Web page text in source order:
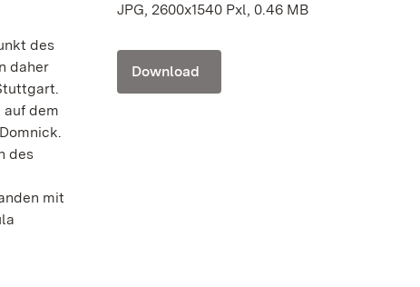
des
daher
dem
des
mit
JPG, 2600x1540 Pxl, 0.46 MB
Download